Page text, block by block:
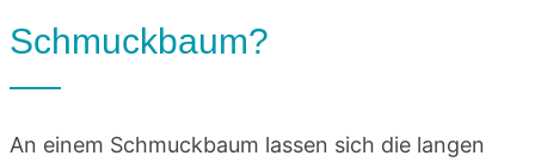
Schmuckbaum?
An einem Schmuckbaum lassen sich die langen